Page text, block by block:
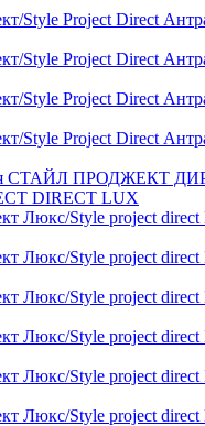
Style Project Direct
Style Project Direct
Style Project Direct
Style Project Direct
СТАЙЛ ПРОДЖЕКТ
DIRECT LUX
Люкс/Style project
Люкс/Style project direct
Люкс/Style project
Люкс/Style project direct
Люкс/Style project
Люкс/Style project